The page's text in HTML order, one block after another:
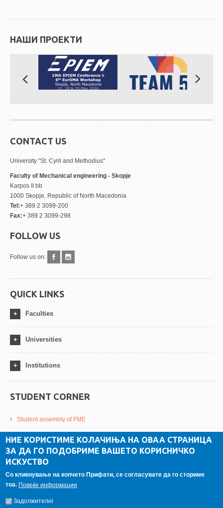
НАШИ ПРОЕКТИ
CONTACT US
University "St. Cyril and Methodius"
Faculty of Mechanical engineering - Skopje
Karpos II bb
1000 Skopje, Republic of North Macedonia
Tel:+ 389 2 3099-200
Fax:+ 389 2 3099-298
FOLLOW US
Follow us on:
QUICK LINKS
Faculties
Universities
Institutions
STUDENT CORNER
Student assembly of FME
Da Vinci Magazinne
Alumni association
GALLERY
НИЕ КОРИСТИМЕ КОЛАЧИЊА НА ОВАА СТРАНИЦА
ЗА ДА ГО ПОДОБРИМЕ ВАШЕТО КОРИСНИЧКО
ИСКУСТВО
Со кликнување на копчето Прифати, се согласувате да го сториме
тоа. Повеќе информации
Задолжителнi